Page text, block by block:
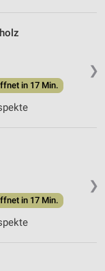
❯
in 17 Min.
❯
in 17 Min.